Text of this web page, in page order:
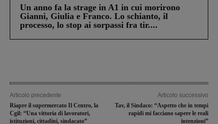
Un anno fa la strage in A1 in cui morirono
Gianni, Giulia e Franco. Lo schianto, il
processo, lo stop ai sorpassi fra tir....
Articolo precedente
Riapre il supermercato Il Centro, la
Cgil: “Una vittoria di lavoratori,
istituzioni, cittadini, sindacato”
Articolo successivo
Tav, il Sindaco: “Aspetto che in tempi
rapidi mi facciano sapere le reali
intenzioni”